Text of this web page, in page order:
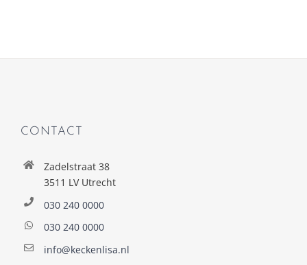
CONTACT
Zadelstraat 38
3511 LV Utrecht
030 240 0000
030 240 0000
info@keckenlisa.nl